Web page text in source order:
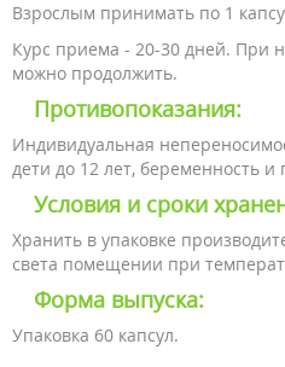
Взрослым принимать по 1
Курс приема - 20-30 дней. При
можно продолжить.
Противопоказания:
Индивидуальная
дети до 12 лет, беременность и
Условия и сроки
Хранить в упаковке
света помещении при
Форма выпуска:
Упаковка 60 капсул.